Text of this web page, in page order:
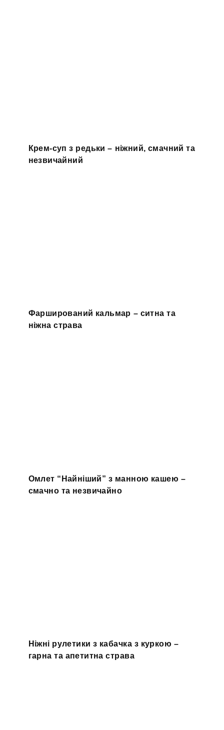
Крем-суп з редьки – ніжний, смачний та
незвичайний
Фарширований кальмар – ситна та
ніжна страва
Омлет “Найніший” з манною кашею –
смачно та незвичайно
Ніжні рулетики з кабачка з куркою –
гарна та апетитна страва